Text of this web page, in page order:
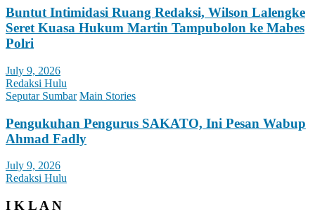
Buntut Intimidasi Ruang Redaksi, Wilson Lalengke
Seret Kuasa Hukum Martin Tampubolon ke Mabes
Polri
July 9, 2026
Redaksi Hulu
Seputar Sumbar Main Stories
Pengukuhan Pengurus SAKATO, Ini Pesan Wabup
Ahmad Fadly
July 9, 2026
Redaksi Hulu
I K L A N